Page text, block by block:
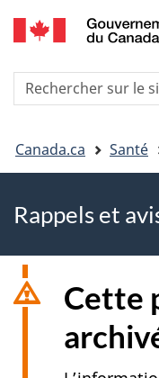
Vous
êtes
ici
Canada.ca Santé
Rappels et
Cette